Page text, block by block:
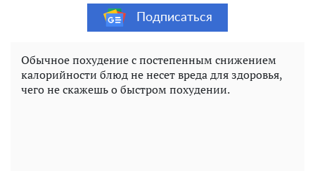
Подписаться
Обычное похудение с постепенным снижением
калорийности блюд не несет вреда для здоровья,
чего не скажешь о быстром похудении.